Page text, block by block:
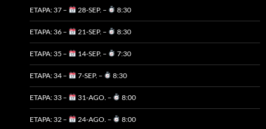
ETAPA: 37 – 28-SEP. – 8:30
ETAPA: 36 – 21-SEP. – 8:30
ETAPA: 35 – 14-SEP. – 7:30
ETAPA: 34 – 7-SEP. – 8:30
ETAPA: 33 – 31-AGO. – 8:00
ETAPA: 32 – 24-AGO. – 8:00